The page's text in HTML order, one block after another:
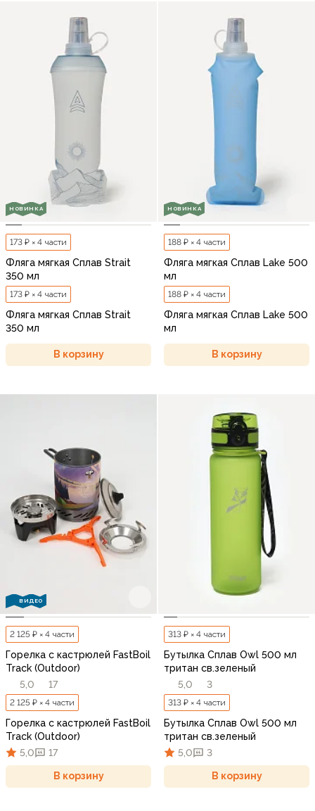
НОВИНКА
173 ₽ × 4 части
Фляга мягкая Сплав Strait
350 мл
173 ₽ × 4 части
Фляга мягкая Сплав Strait
350 мл
В корзину
НОВИНКА
188 ₽ × 4 части
Фляга мягкая Сплав Lake 500
мл
188 ₽ × 4 части
Фляга мягкая Сплав Lake 500
мл
В корзину
ВИДЕО
2 125 ₽ × 4 части
Горелка с кастрюлей FastBoil
Track (Outdoor)
5,0
17
2 125 ₽ × 4 части
Горелка с кастрюлей FastBoil
Track (Outdoor)
5,0
17
В корзину
313 ₽ × 4 части
Бутылка Сплав Owl 500 мл
тритан св.зеленый
5,0
3
313 ₽ × 4 части
Бутылка Сплав Owl 500 мл
тритан св.зеленый
5,0
3
В корзину